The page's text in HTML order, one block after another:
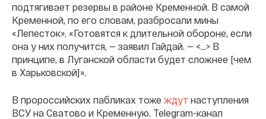
подтягивает резервы в районе Кременной. В самой
Кременной, по его словам, разбросали мины
«Лепесток». «Готовятся к длительной обороне, если
она у них получится, — заявил Гайдай. — <...> В
принципе, в Луганской области будет сложнее [чем
в Харьковской]».
В пророссийских пабликах тоже ждут наступления
ВСУ на Сватово и Кременную. Telegram-канал